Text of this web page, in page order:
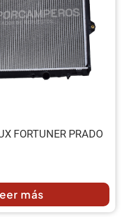
FORTUNER PRADO
más